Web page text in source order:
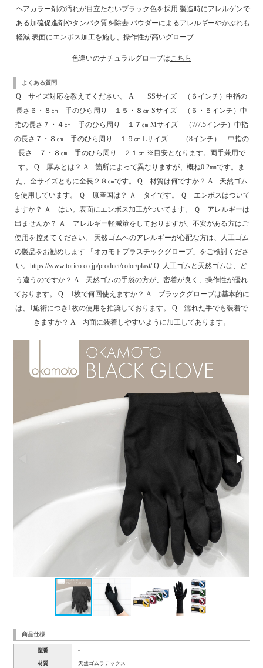
ヘアカラー剤の汚れが目立たないブラック色を採用 製造時にアレルゲンで
ある加硫促進剤やタンパク質を除去 パウダーによるアレルギーやかぶれも
軽減 表面にエンボス加工を施し、操作性が高いグローブ
色違いのナチュラルグローブはこちら
よくある質問
Q サイズ対応を教えてください。 A SSサイズ （６インチ）中指の
長さ６・８㎝ 手のひら周り １５・８㎝ Sサイズ （６・５インチ）中
指の長さ７・４㎝ 手のひら周り １７㎝ Mサイズ （7/7.5インチ）中指
の長さ７・８㎝ 手のひら周り １９㎝ Lサイズ （8インチ） 中指の
長さ ７・８㎝ 手のひら周り ２１㎝ ※目安となります。両手兼用で
す。 Q 厚みとは？ A 箇所によって異なりますが、概ね0.2㎜です。ま
た、全サイズともに全長２８㎝です。 Q 材質は何ですか？ A 天然ゴム
を使用しています。 Ｑ 原産国は？ Ａ タイです。 Ｑ エンボスはついて
ますか？ Ａ はい。表面にエンボス加工がついてます。 Ｑ アレルギーは
出ませんか？ Ａ アレルギー軽減策をしておりますが、不安がある方はご
使用を控えてください。 天然ゴムへのアレルギーが心配な方は、人工ゴム
の製品をお勧めします 「オカモトプラスチックグローブ」をご検討くださ
い。https://www.torico.co.jp/product/color/plast/ Q 人工ゴムと天然ゴムは、ど
う違うのですか？ A 天然ゴムの手袋の方が、密着が良く、操作性が優れ
ております。 Q 1枚で何回使えますか？ A ブラックグローブは基本的に
は、1施術につき1枚の使用を推奨しております。 Q 濡れた手でも装着で
きますか？ A 内面に装着しやすいように加工してあります。
商品仕様
型番 -
材質 天然ゴムラテックス